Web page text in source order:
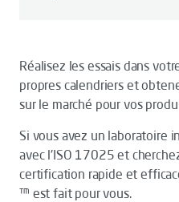
Réalisez les essais dans
propres calendriers et
sur le marché pour vos
Si vous avez un laboratoire
avec l'ISO 17025 et
certification rapide et
™ est fait pour vous.